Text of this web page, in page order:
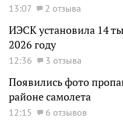
13:07 2 отзыва
ИЭСК установила 14
2026 году
12:36 3 отзыва
Появились фото
районе самолета
12:15
6 отзывов